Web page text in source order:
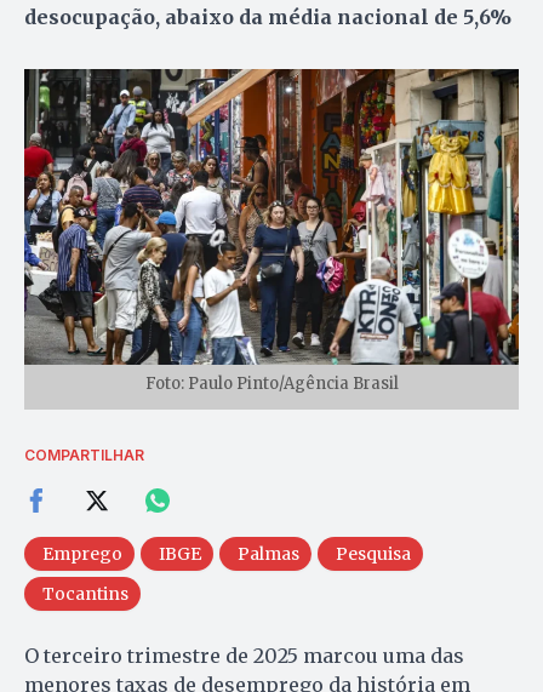
desocupação, abaixo da média nacional de 5,6%
Foto: Paulo Pinto/Agência Brasil
COMPARTILHAR
Emprego IBGE Palmas
Pesquisa
Tocantins
O terceiro trimestre de 2025 marcou uma das
menores taxas de desemprego da história em